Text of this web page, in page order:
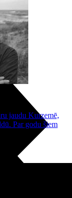
jaudu Kurzemē,
Par godu šiem